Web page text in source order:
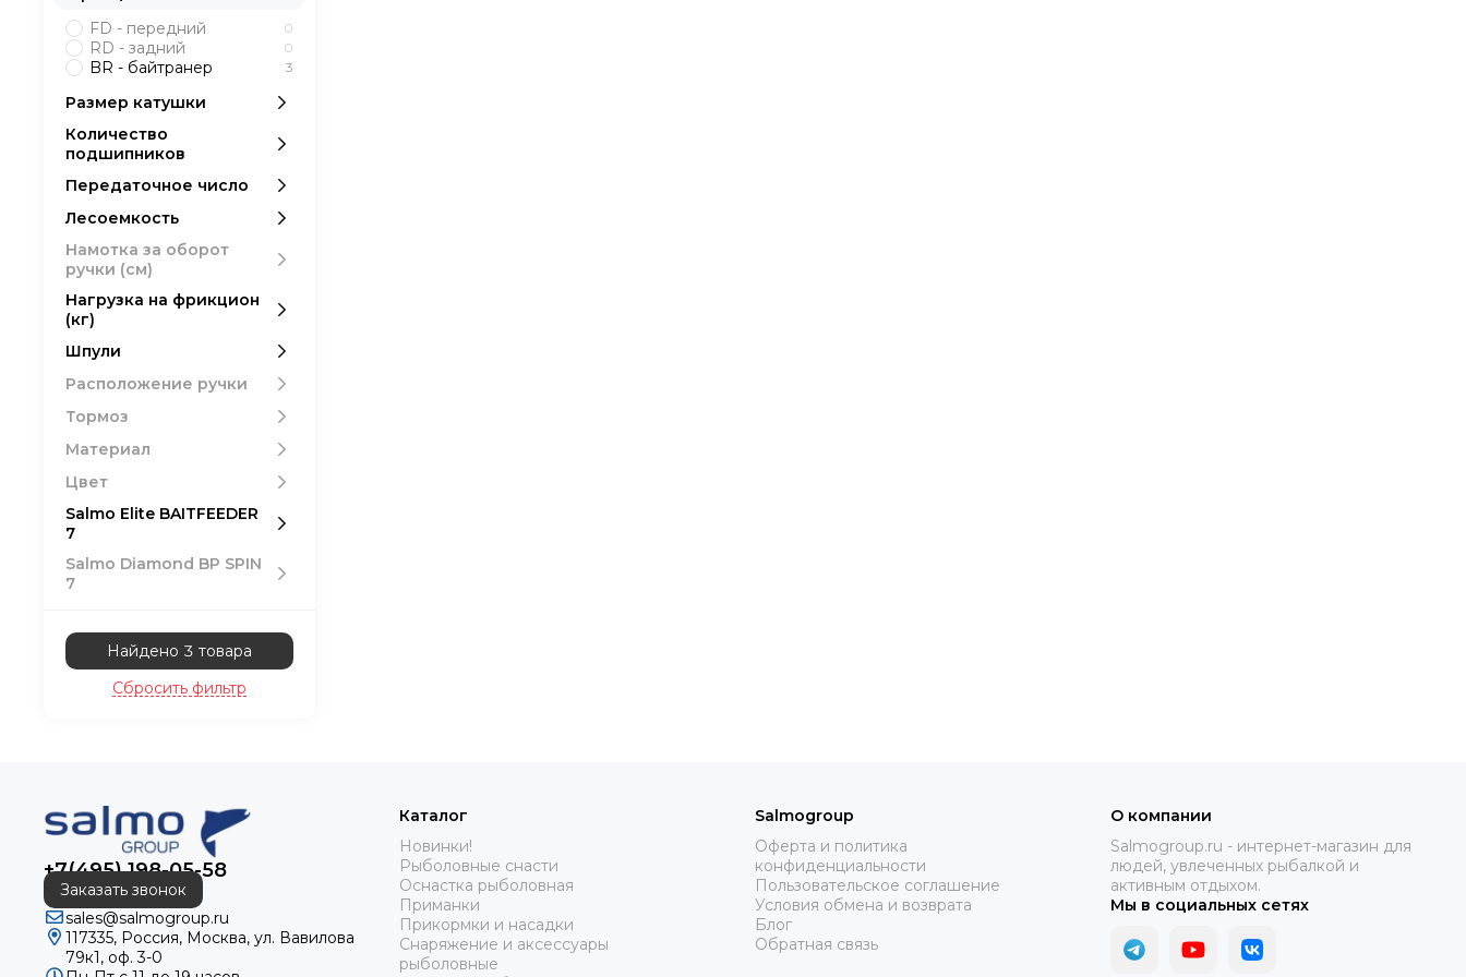
SPINETIX 8
SPIN II 4 2
SPIN II 6 3
SUPER 2 5
FD - передний
0
RD - задний 0
BR - байтранер 3
Размер катушки
Количество
подшипников
Передаточное число
Лесоемкость
Намотка за оборот
ручки (см)
Нагрузка на фрикцион
(кг)
Шпули
Расположение ручки
Тормоз
Материал
Цвет
Salmo Elite BAITFEEDER
7
Salmo Diamond BP SPIN
7
Найдено 3 товара
Сбросить фильтр
+7(495) 198-05-58
Заказать звонок
sales@salmogroup.ru
117335, Россия, Москва, ул. Вавилова
79к1, оф. 3-0
Каталог
Новинки!
Рыболовные снасти
Оснастка рыболовная
Приманки
Прикормки и насадки
Снаряжение и аксессуары
рыболовные
Salmogroup
Оферта и политика
конфиденциальности
Пользовательское соглашение
Условия обмена и возврата
Блог
Обратная связь
О компании
Salmogroup.ru - интернет-магазин для
людей, увлеченных рыбалкой и
активным отдыхом.
Мы в социальных сетях